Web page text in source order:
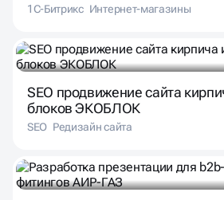
1С-Битрикс Интернет-магазины
SEO продвижение сайта
блоков ЭКОБЛОК
SEO Редизайн сайта